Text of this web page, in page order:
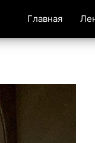
Главная